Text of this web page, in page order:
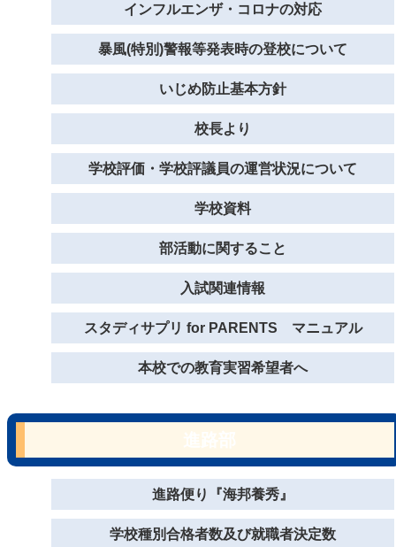
インフルエンザ・コロナの対応
暴風(特別)警報等発表時の登校について
いじめ防止基本方針
校長より
学校評価・学校評議員の運営状況について
学校資料
部活動に関すること
入試関連情報
スタディサプリ for PARENTS マニュアル
本校での教育実習希望者へ
進路便り『海邦養秀』
学校種別合格者数及び就職者決定数